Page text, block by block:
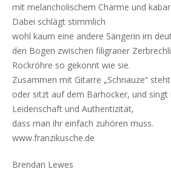
mit melancholischem Charme und
Dabei schlägt stimmlich
wohl kaum eine andere Sängerin im
den Bogen zwischen filigraner
Rockröhre so gekonnt wie sie.
Zusammen mit Gitarre „Schnauze“
oder sitzt auf dem Barhocker, und
Leidenschaft und Authentizität,
dass man ihr einfach zuhören muss.
www.franzikusche.de
Brendan Lewes